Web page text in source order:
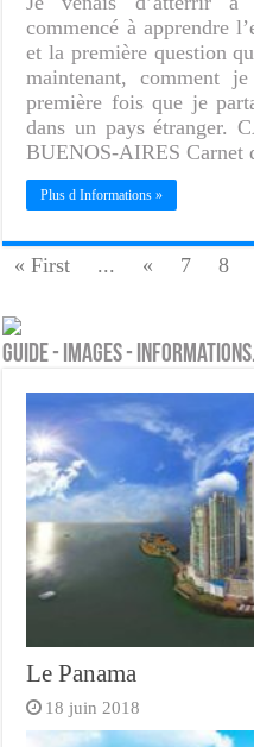
commencé à apprendre
et la première question
maintenant, comment
première fois que je
dans un pays étranger.
BUENOS-AIRES Carnet
Plus d Informations »
« First ... « 7 8
Guide - Images -
Le Panama
18 juin 2018